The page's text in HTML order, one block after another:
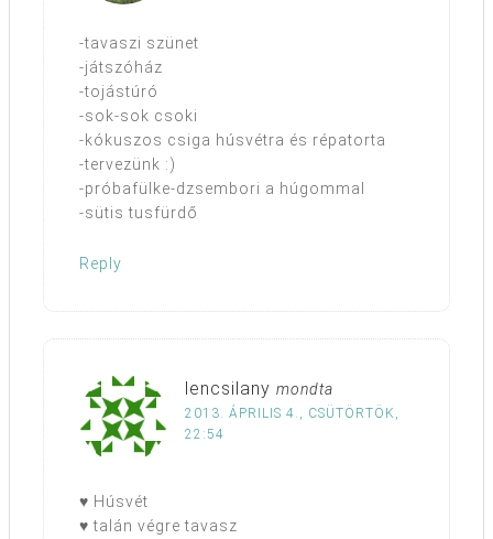
-tavaszi szünet
-játszóház
-tojástúró
-sok-sok csoki
-kókuszos csiga húsvétra és répatorta
-tervezünk :)
-próbafülke-dzsembori a húgommal
-sütis tusfürdő
Reply
lencsilany mondta
2013. ÁPRILIS 4., CSÜTÖRTÖK,
22:54
♥ Húsvét
♥ talán végre tavasz